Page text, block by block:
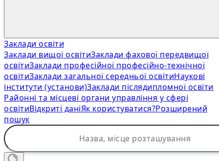
Заклади освіти
Заклади вищої освітиЗаклади фахової передвищої
освітиЗаклади професійної професійно-технічної
освітиЗаклади загальної середньої освітиНаукові
інститути (установи)Заклади післядипломної освіти
Районні та місцеві органи управління у сфері
освітиВідкриті даніЯк користуватися?Розширений
пошук